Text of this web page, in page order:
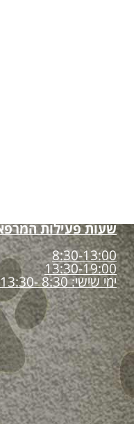
שעות פעילות
8:30-13:00
13:30-19:00
ימי שישי: 8:30 -13:30